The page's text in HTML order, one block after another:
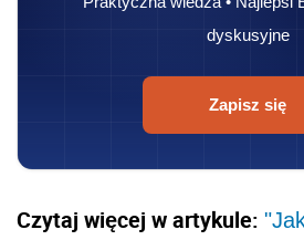
dyskusyjne
Zapisz się
Czytaj więcej w artykule: